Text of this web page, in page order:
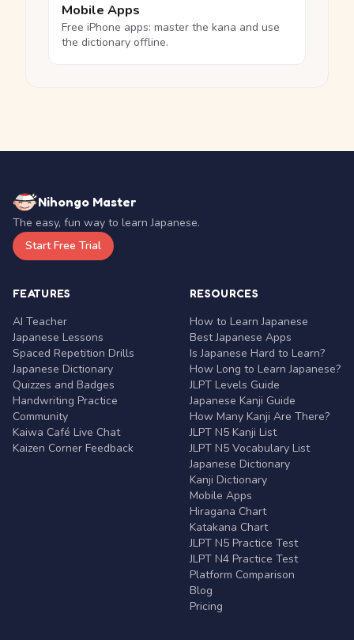
Mobile Apps
Free iPhone apps: master the kana and use
the dictionary offline.
Nihongo Master
The easy, fun way to learn Japanese.
Start Free Trial
FEATURES
AI Teacher
Japanese Lessons
Spaced Repetition Drills
Japanese Dictionary
Quizzes and Badges
Handwriting Practice
Community
Kaiwa Café Live Chat
Kaizen Corner Feedback
RESOURCES
How to Learn Japanese
Best Japanese Apps
Is Japanese Hard to Learn?
How Long to Learn Japanese?
JLPT Levels Guide
Japanese Kanji Guide
How Many Kanji Are There?
JLPT N5 Kanji List
JLPT N5 Vocabulary List
Japanese Dictionary
Kanji Dictionary
Mobile Apps
Hiragana Chart
Katakana Chart
JLPT N5 Practice Test
JLPT N4 Practice Test
Platform Comparison
Blog
Pricing